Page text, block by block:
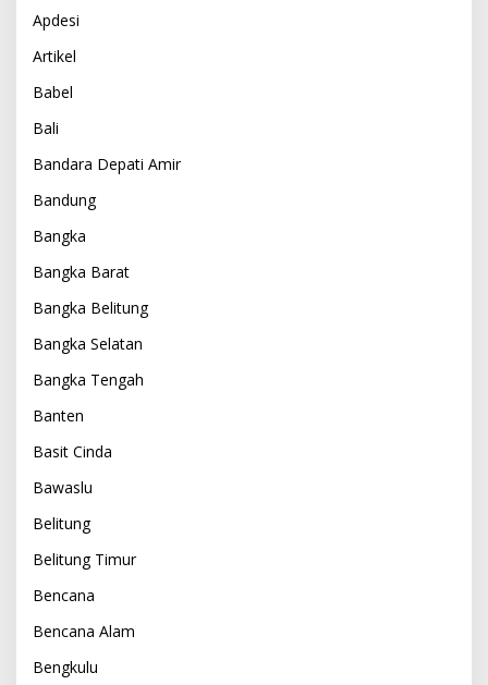
Apdesi
Artikel
Babel
Bali
Bandara Depati Amir
Bandung
Bangka
Bangka Barat
Bangka Belitung
Bangka Selatan
Bangka Tengah
Banten
Basit Cinda
Bawaslu
Belitung
Belitung Timur
Bencana
Bencana Alam
Bengkulu